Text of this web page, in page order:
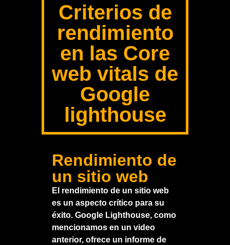
Criterios de
rendimiento
en las Core
web vitals de
Google
lighthouse
Rendimiento de
un sitio web
El rendimiento de un sitio web
es un aspecto crítico para su
éxito. Google Lighthouse, como
mencionamos en un video
anterior, ofrece un informe de